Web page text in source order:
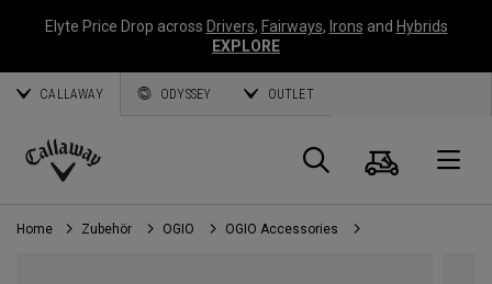
Elyte Price Drop across Drivers, Fairways, Irons and Hybrids
EXPLORE
CALLAWAY ODYSSEY OUTLET
Callaway
Golf
Suche
Home Zubehör OGIO OGIO Accessories